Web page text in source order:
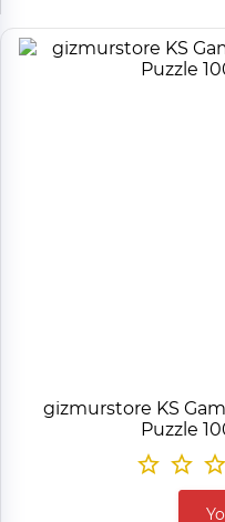
gizmurstore KS
Puzzle